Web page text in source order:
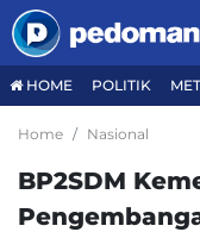
HOME POLITIK
Home Nasional
BP2SDM